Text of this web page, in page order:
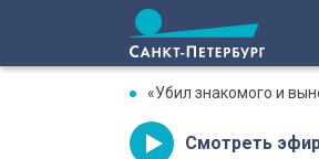
«Убил знакомого и
Смотреть